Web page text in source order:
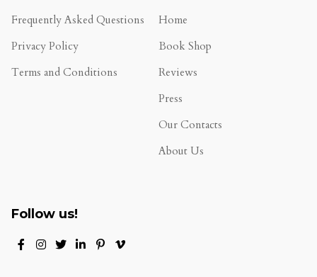
Frequently Asked Questions
Privacy Policy
Terms and Conditions
Home
Book Shop
Reviews
Press
Our Contacts
About Us
Follow us!